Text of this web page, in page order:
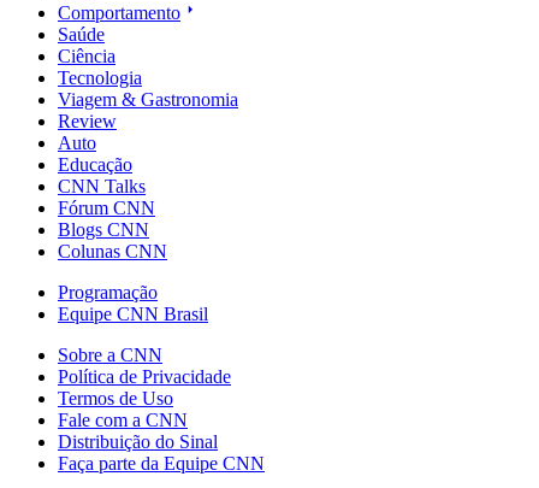
Comportamento
Saúde
Ciência
Tecnologia
Viagem & Gastronomia
Review
Auto
Educação
CNN Talks
Fórum CNN
Blogs CNN
Colunas CNN
Programação
Equipe CNN Brasil
Sobre a CNN
Política de Privacidade
Termos de Uso
Fale com a CNN
Distribuição do Sinal
Faça parte da Equipe CNN